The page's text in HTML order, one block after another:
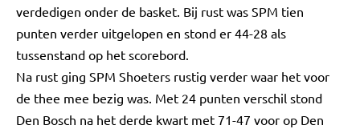
verdedigen onder de basket. Bij rust was SPM tien
punten verder uitgelopen en stond er 44-28 als
tussenstand op het scorebord.
Na rust ging SPM Shoeters rustig verder waar het voor
de thee mee bezig was. Met 24 punten verschil stond
Den Bosch na het derde kwart met 71-47 voor op Den